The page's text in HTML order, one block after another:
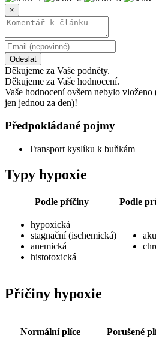
×
Odeslat
Děkujeme za Vaše podněty.
Děkujeme za Vaše hodnocení.
Vaše hodnocení ovšem nebylo
jen jednou za den)!
Předpokládané pojmy
Transport kyslíku k buňkám
Typy hypoxie
Podle příčiny Podle
hypoxická
stagnační (ischemická)
anemická
histotoxická
Příčiny hypoxie
Normální plíce Porušené